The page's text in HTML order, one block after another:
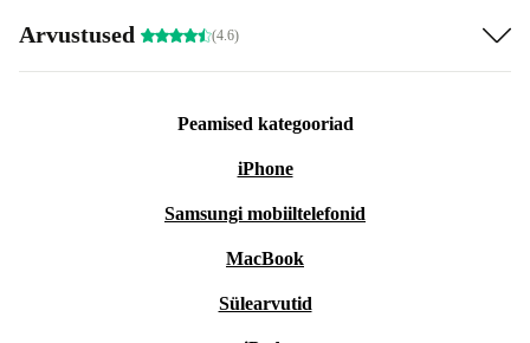
Arvustused (4.6)
Peamised kategooriad
iPhone
Samsungi mobiiltelefonid
MacBook
Sülearvutid